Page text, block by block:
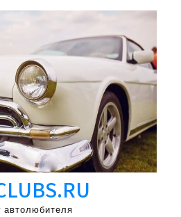
автолюбителя